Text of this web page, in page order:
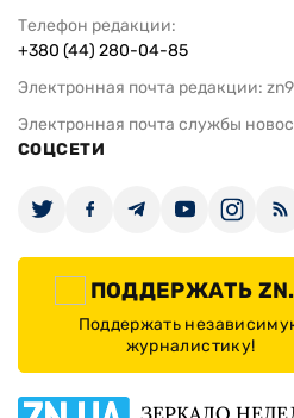
Телефон редакции:
+380 (44) 280-04-85
Электронная почта редакции:
Электронная почта службы
СОЦСЕТИ
ПОДДЕРЖАТЬ
Поддержать
журналистику!
ЗЕРКАЛО